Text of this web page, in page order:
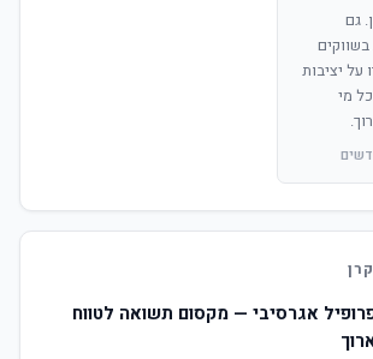
גם
על יציבות
מי
אגרסיבי — מקסום תשואה לטווח